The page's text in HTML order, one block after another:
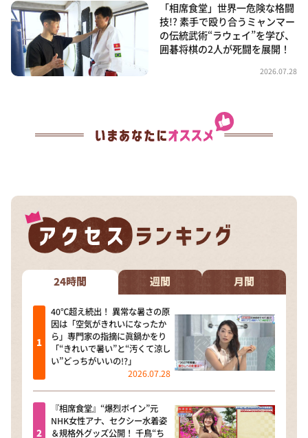
「相席食堂」世界一危険な格闘
技!? 素手で殴り合うミャンマー
の伝統武術“ラウェイ”を学び、
囲碁将棋の2人が死闘を展開！
2026.07.28
24時間 週間 月間
40℃超え続出！ 異常な暑さの原
因は「空気がきれいになったか
ら」専門家の指摘に眞鍋かをり
「“きれいで暑い”と“汚くて涼し
い”どっちがいいの!?」
2026.07.28
『相席食堂』“爆烈ボイン”元
NHK女性アナ、セクシー水着姿
＆規格外グッズ公開！ 千鳥“ち